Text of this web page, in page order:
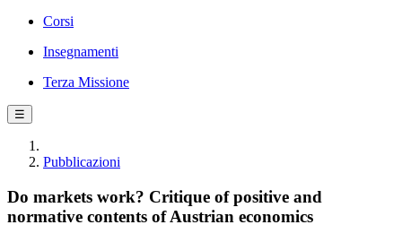
Corsi
Insegnamenti
Terza Missione
☰
Pubblicazioni
Do markets work? Critique of positive and
normative contents of Austrian economics